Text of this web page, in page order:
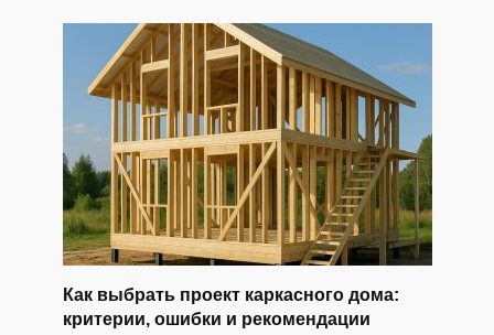
Как выбрать проект каркасного дома:
критерии, ошибки и рекомендации